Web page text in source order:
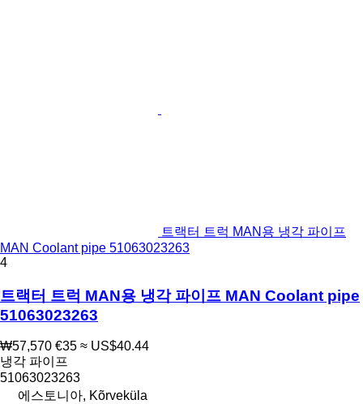
트랙터 트럭 MAN용 냉각 파이프
MAN Coolant pipe 51063023263
4
트랙터 트럭 MAN용 냉각 파이프 MAN Coolant pipe
51063023263
₩57,570 €35 ≈ US$40.44
냉각 파이프
51063023263
에스토니아, Kõrveküla